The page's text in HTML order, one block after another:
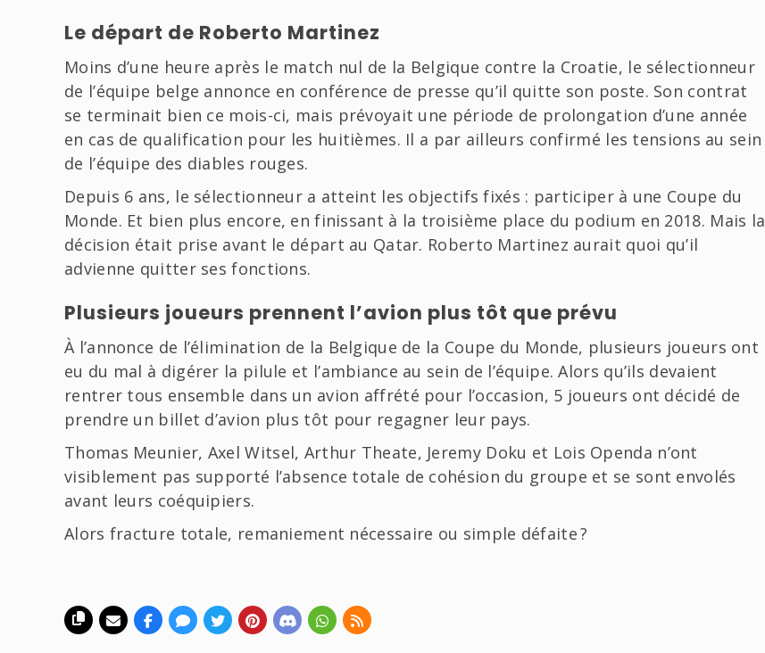
Le départ de Roberto Martinez
Moins d’une heure après le match nul de la Belgique contre la Croatie, le sélectionneur
de l’équipe belge annonce en conférence de presse qu’il quitte son poste. Son contrat
se terminait bien ce mois-ci, mais prévoyait une période de prolongation d’une année
en cas de qualification pour les huitièmes. Il a par ailleurs confirmé les tensions au sein
de l’équipe des diables rouges.
Depuis 6 ans, le sélectionneur a atteint les objectifs fixés : participer à une Coupe du
Monde. Et bien plus encore, en finissant à la troisième place du podium en 2018. Mais la
décision était prise avant le départ au Qatar. Roberto Martinez aurait quoi qu’il
advienne quitter ses fonctions.
Plusieurs joueurs prennent l’avion plus tôt que prévu
À l’annonce de l’élimination de la Belgique de la Coupe du Monde, plusieurs joueurs ont
eu du mal à digérer la pilule et l’ambiance au sein de l’équipe. Alors qu’ils devaient
rentrer tous ensemble dans un avion affrété pour l’occasion, 5 joueurs ont décidé de
prendre un billet d’avion plus tôt pour regagner leur pays.
Thomas Meunier, Axel Witsel, Arthur Theate, Jeremy Doku et Lois Openda n’ont
visiblement pas supporté l’absence totale de cohésion du groupe et se sont envolés
avant leurs coéquipiers.
Alors fracture totale, remaniement nécessaire ou simple défaite ?